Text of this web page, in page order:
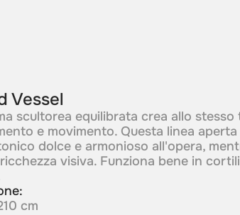
Vessel
scultorea equilibrata crea allo stesso
e movimento. Questa linea
dolce e armonioso all'opera,
visiva. Funziona bene in
cm